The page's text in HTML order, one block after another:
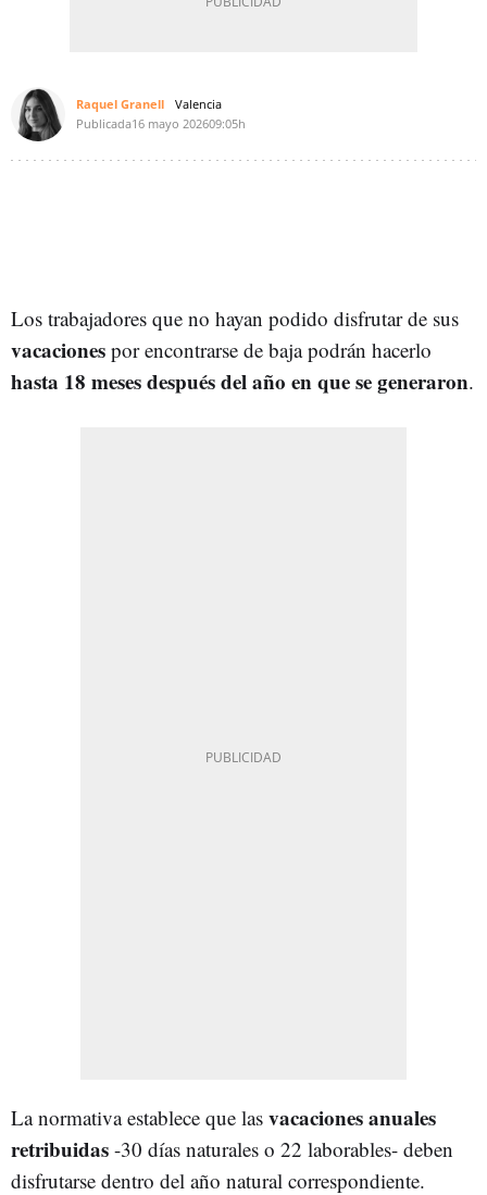
Raquel Granell
Valencia
Publicada16 mayo 202609:05h
Los trabajadores que no hayan podido disfrutar de sus
vacaciones por encontrarse de baja podrán hacerlo
hasta 18 meses después del año en que se generaron.
La normativa establece que las vacaciones anuales
retribuidas -30 días naturales o 22 laborables- deben
disfrutarse dentro del año natural correspondiente.